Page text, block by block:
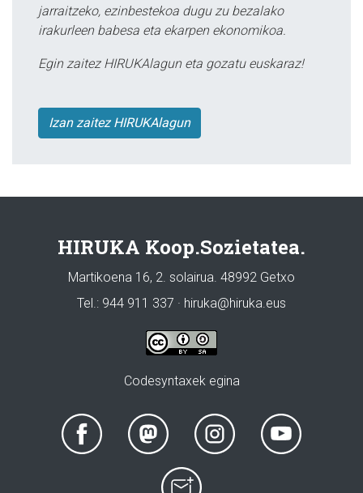
jarraitzeko, ezinbestekoa dugu zu bezalako
irakurleen babesa eta ekarpen ekonomikoa.
Egin zaitez HIRUKAlagun eta gozatu euskaraz!
Izan zaitez HIRUKAlagun
HIRUKA Koop.Sozietatea.
Martikoena 16, 2. solairua. 48992 Getxo
Tel.: 944 911 337 · hiruka@hiruka.eus
Codesyntaxek egina